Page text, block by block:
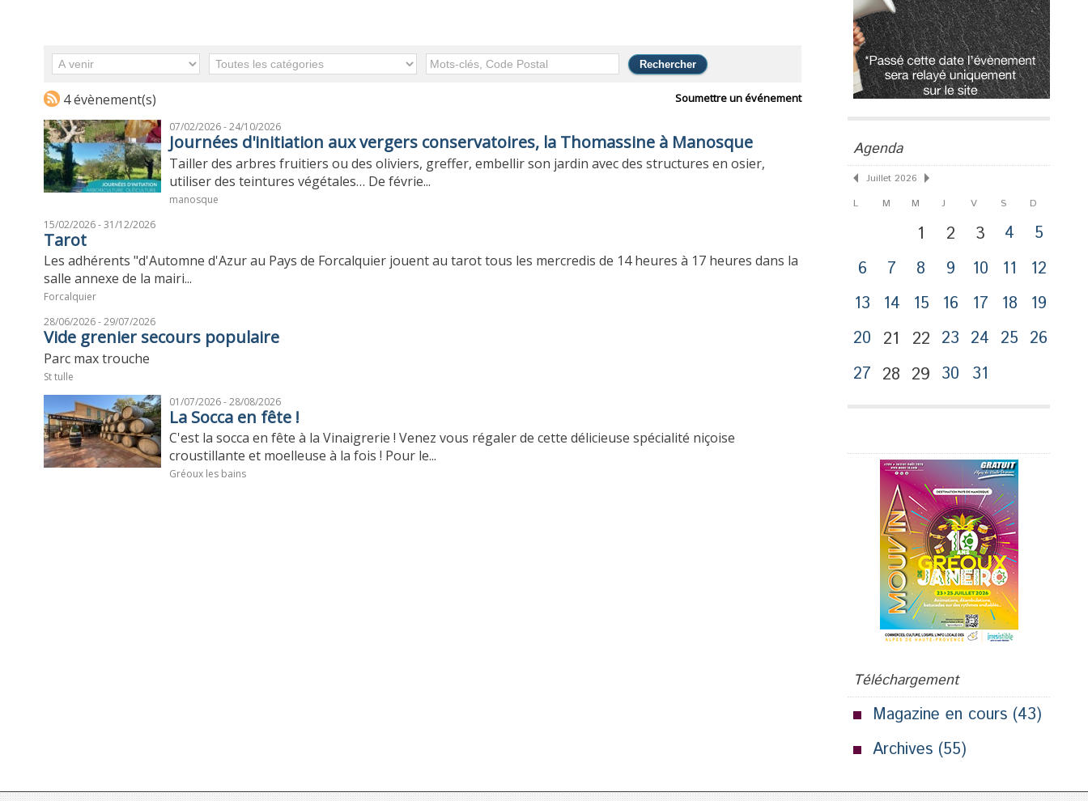
4 évènement(s) Soumettre un événement
07/02/2026 - 24/10/2026
Journées d'initiation aux vergers conservatoires, la Thomassine à Manosque
Tailler des arbres fruitiers ou des oliviers, greffer, embellir son jardin avec des structures en osier,
utiliser des teintures végétales… De févrie...
manosque
15/02/2026 - 31/12/2026
Tarot
Les adhérents "d'Automne d'Azur au Pays de Forcalquier jouent au tarot tous les mercredis de 14 heures à 17 heures dans la
salle annexe de la mairi...
Forcalquier
28/06/2026 - 29/07/2026
Vide grenier secours populaire
Parc max trouche
St tulle
01/07/2026 - 28/08/2026
La Socca en fête !
C'est la socca en fête à la Vinaigrerie ! Venez vous régaler de cette délicieuse spécialité niçoise
croustillante et moelleuse à la fois ! Pour le...
Gréoux les bains
Agenda
Juillet 2026
L
M M J V S D
1 2 3 4
5
6
7 8 9 10 11
12
13
14 15 16 17 18
19
20 21 22 23 24 25 26
27 28 29 30 31
Téléchargement
Magazine en cours (43)
Archives (55)